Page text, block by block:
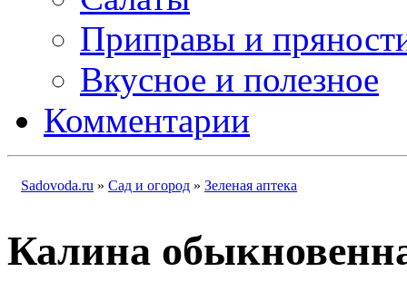
Приправы и
Вкусное и полезное
Комментарии
Sadovoda.ru » Сад и огород » Зеленая аптека
Калина